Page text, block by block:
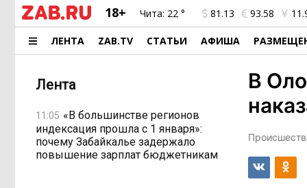
18+ Чита: 22 ° 81.13 93.58
ЛЕНТА ZAB.TV СТАТЬИ АФИША
Лента
11:05 «В большинстве регионов
индексация прошла с 1 января»:
почему Забайкалье задержало
повышение зарплат бюджетникам
В